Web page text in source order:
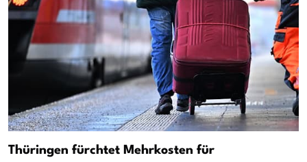
Thüringen fürchtet Mehrkosten für